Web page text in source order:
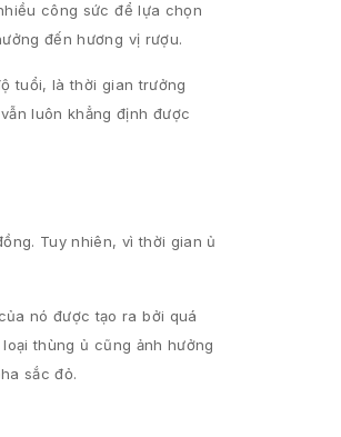
công sức để lựa chọn
đến hương vị rượu.
tuổi, là thời gian trưởng
luôn khẳng định được
Tuy nhiên, vì thời gian ủ
nó được tạo ra bởi quá
thùng ủ cũng ảnh hưởng
sắc đỏ.